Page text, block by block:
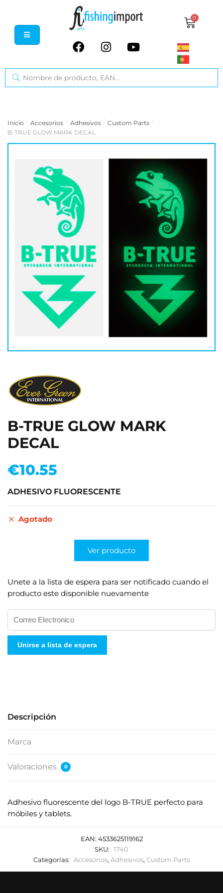
0
Inicio / Accesorios / Adhesivos / Custom Parts /
B-TRUE GLOW MARK DECAL
B-TRUE GLOW MARK
DECAL
€10.55
ADHESIVO FLUORESCENTE
Agotado
Ver producto
Unete a la lista de espera para ser notificado cuando el
producto este disponible nuevamente
n
g
d
r
c
ó
n
Unirse a lista de espera
Descripción
Marca
Valoraciones 0
Adhesivo fluorescente del logo B-TRUE perfecto para
móbiles y tablets.
EAN: 4533625119162
SKU: 1740
Categorías: Accesorios, Adhesivos, Custom Parts